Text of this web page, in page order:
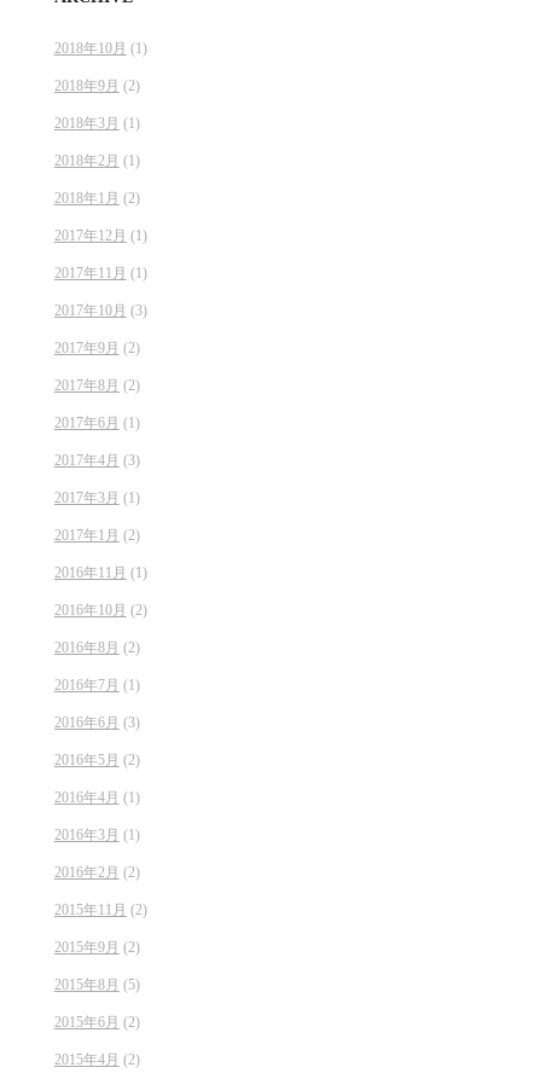
2018年10月 (1)
2018年9月 (2)
2018年3月 (1)
2018年2月 (1)
2018年1月 (2)
2017年12月 (1)
2017年11月 (1)
2017年10月 (3)
2017年9月 (2)
2017年8月 (2)
2017年6月 (1)
2017年4月 (3)
2017年3月 (1)
2017年1月 (2)
2016年11月 (1)
2016年10月 (2)
2016年8月 (2)
2016年7月 (1)
2016年6月 (3)
2016年5月 (2)
2016年4月 (1)
2016年3月 (1)
2016年2月 (2)
2015年11月 (2)
2015年9月 (2)
2015年8月 (5)
2015年6月 (2)
2015年4月 (2)